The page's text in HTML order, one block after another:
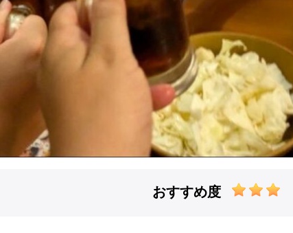
おすすめ度